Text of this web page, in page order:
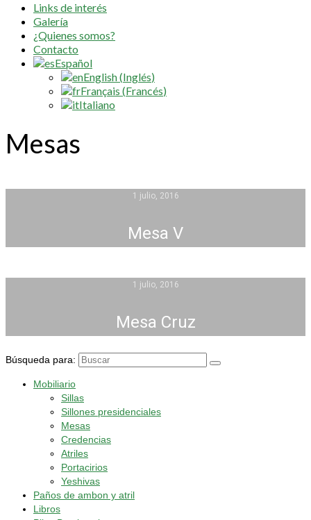
Links de interés
Galería
¿Quienes somos?
Contacto
Español
English(Inglés)
Français (Francés)
Italiano
Mesas
1 julio, 2016
Mesa V
1 julio, 2016
Mesa Cruz
Búsqueda para:
Mobiliario
Sillas
Sillones presidenciales
Mesas
Credencias
Atriles
Portacirios
Yeshivas
Paños de ambon y atril
Libros